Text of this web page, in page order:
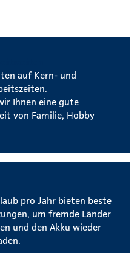
auf Kern- und
Ihnen eine gute
von Familie, Hobby
pro Jahr bieten beste
um fremde Länder
und den Akku wieder